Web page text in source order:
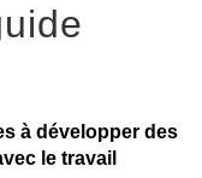
à développer des
le travail